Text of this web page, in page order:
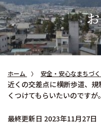
ホーム 安全・安心なまちづく
近くの交差点に横断歩道、
くつけてもらいたいのですが。
最終更新日 2023年11月27日